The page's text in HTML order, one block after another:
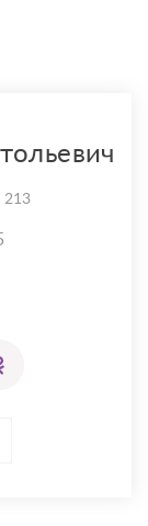
213